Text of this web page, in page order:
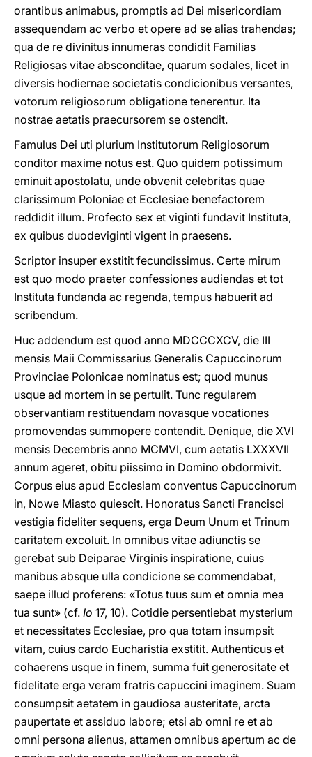
orantibus animabus, promptis ad Dei misericordiam
assequendam ac verbo et opere ad se alias trahendas;
qua de re divinitus innumeras condidit Familias
Religiosas vitae absconditae, quarum sodales, licet in
diversis hodiernae societatis condicionibus versantes,
votorum religiosorum obligatione tenerentur. Ita
nostrae aetatis praecursorem se ostendit.
Famulus Dei uti plurium Institutorum Religiosorum
conditor maxime notus est. Quo quidem potissimum
eminuit apostolatu, unde obvenit celebritas quae
clarissimum Poloniae et Ecclesiae benefactorem
reddidit illum. Profecto sex et viginti fundavit Instituta,
ex quibus duodeviginti vigent in praesens.
Scriptor insuper exstitit fecundissimus. Certe mirum
est quo modo praeter confessiones audiendas et tot
Instituta fundanda ac regenda, tempus habuerit ad
scribendum.
Huc addendum est quod anno MDCCCXCV, die III
mensis Maii Commissarius Generalis Capuccinorum
Provinciae Polonicae nominatus est; quod munus
usque ad mortem in se pertulit. Tunc regularem
observantiam restituendam novasque vocationes
promovendas summopere contendit. Denique, die XVI
mensis Decembris anno MCMVI, cum aetatis LXXXVII
annum ageret, obitu piissimo in Domino obdormivit.
Corpus eius apud Ecclesiam conventus Capuccinorum
in, Nowe Miasto quiescit. Honoratus Sancti Francisci
vestigia fideliter sequens, erga Deum Unum et Trinum
caritatem excoluit. In omnibus vitae adiunctis se
gerebat sub Deiparae Virginis inspiratione, cuius
manibus absque ulla condicione se commendabat,
saepe illud proferens: «Totus tuus sum et omnia mea
tua sunt» (cf. Io 17, 10). Cotidie persentiebat mysterium
et necessitates Ecclesiae, pro qua totam insumpsit
vitam, cuius cardo Eucharistia exstitit. Authenticus et
cohaerens usque in finem, summa fuit generositate et
fidelitate erga veram fratris capuccini imaginem. Suam
consumpsit aetatem in gaudiosa austeritate, arcta
paupertate et assiduo labore; etsi ab omni re et ab
omni persona alienus, attamen omnibus apertum ac de